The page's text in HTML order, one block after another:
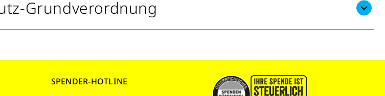
Grundverordnung
SPENDER-HOTLINE